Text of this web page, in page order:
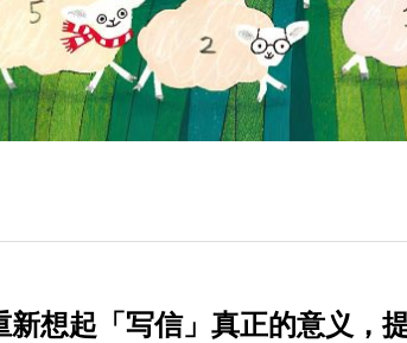
想起「写信」真正的意义，